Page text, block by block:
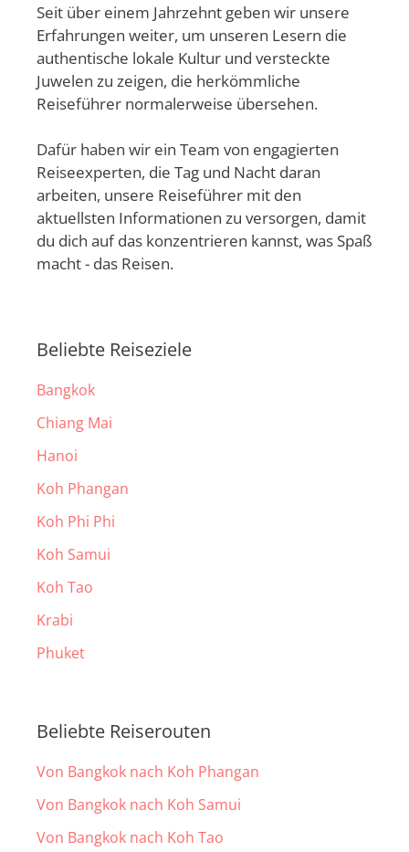
Seit über einem Jahrzehnt geben wir unsere
Erfahrungen weiter, um unseren Lesern die
authentische lokale Kultur und versteckte
Juwelen zu zeigen, die herkömmliche
Reiseführer normalerweise übersehen.
Dafür haben wir ein Team von engagierten
Reiseexperten, die Tag und Nacht daran
arbeiten, unsere Reiseführer mit den
aktuellsten Informationen zu versorgen, damit
du dich auf das konzentrieren kannst, was Spaß
macht - das Reisen.
Beliebte Reiseziele
Bangkok
Chiang Mai
Hanoi
Koh Phangan
Koh Phi Phi
Koh Samui
Koh Tao
Krabi
Phuket
Beliebte Reiserouten
Von Bangkok nach Koh Phangan
Von Bangkok nach Koh Samui
Von Bangkok nach Koh Tao